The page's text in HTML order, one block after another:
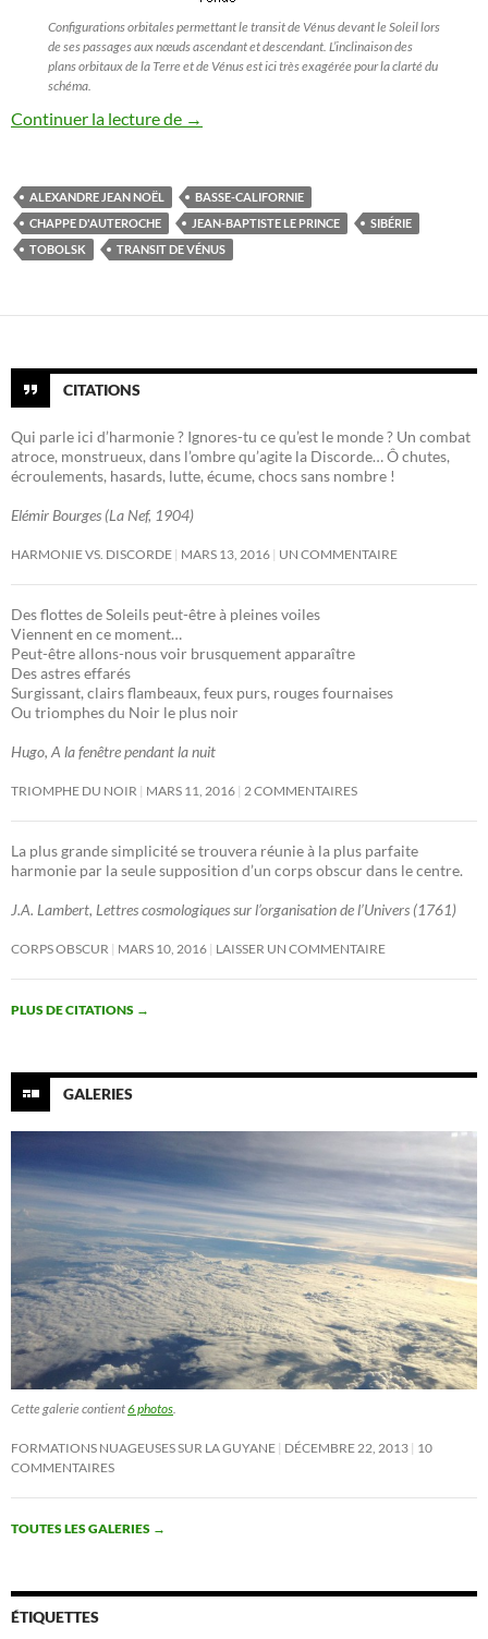
Configurations orbitales permettant le transit de Vénus devant le Soleil lors
de ses passages aux nœuds ascendant et descendant. L’inclinaison des
plans orbitaux de la Terre et de Vénus est ici très exagérée pour la clarté du
schéma.
Continuer la lecture de Chappe d’Auteroche, mort pour la
→
ALEXANDRE JEAN NOËL
BASSE-CALIFORNIE
CHAPPE D'AUTEROCHE
JEAN-BAPTISTE LE PRINCE
SIBÉRIE
TOBOLSK
TRANSIT DE VÉNUS
CITATIONS
Qui parle ici d’harmonie ? Ignores-tu ce qu’est le monde ? Un combat
atroce, monstrueux, dans l’ombre qu’agite la Discorde… Ô chutes,
écroulements, hasards, lutte, écume, chocs sans nombre !
Elémir Bourges (La Nef, 1904)
HARMONIE VS. DISCORDE MARS 13, 2016 UN COMMENTAIRE
Des flottes de Soleils peut-être à pleines voiles
Viennent en ce moment…
Peut-être allons-nous voir brusquement apparaître
Des astres effarés
Surgissant, clairs flambeaux, feux purs, rouges fournaises
Ou triomphes du Noir le plus noir
Hugo, A la fenêtre pendant la nuit
TRIOMPHE DU NOIR MARS 11, 2016 2 COMMENTAIRES
La plus grande simplicité se trouvera réunie à la plus parfaite
harmonie par la seule supposition d’un corps obscur dans le centre.
J.A. Lambert, Lettres cosmologiques sur l’organisation de l’Univers (1761)
CORPS OBSCUR MARS 10, 2016 LAISSER UN COMMENTAIRE
PLUS DE CITATIONS →
GALERIES
Cette galerie contient6 photos.
FORMATIONS NUAGEUSES SUR LA GUYANE DÉCEMBRE 22, 2013 10
COMMENTAIRES
TOUTES LES GALERIES →
ÉTIQUETTES